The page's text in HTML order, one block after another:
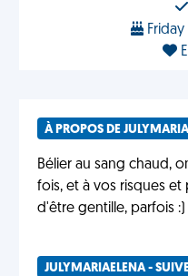
Friday
À PROPOS DE
Bélier au sang chaud,
fois, et à vos risques et
d'être gentille, parfois :)
JULYMARIAELENA -